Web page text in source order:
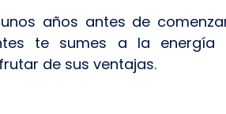
años antes de
te sumes a la energía
de sus ventajas.